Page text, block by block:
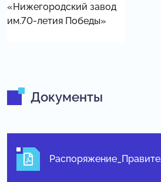
«Нижегородский завод
им.70-летия Победы»
Документы